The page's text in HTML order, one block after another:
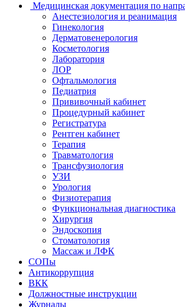
Медицинская документация по
Анестезиология и реанимация
Гинекология
Дерматовенерология
Косметология
Лаборатория
ЛОР
Офтальмология
Педиатрия
Прививочный кабинет
Процедурный кабинет
Регистратура
Рентген кабинет
Терапия
Травматология
Трансфузиология
УЗИ
Урология
Физиотерапия
Функциональная диагностика
Хирургия
Эндоскопия
Стоматология
Массаж и ЛФК
СОПы
Антикоррупция
ВКК
Должностные инструкции
Журналы